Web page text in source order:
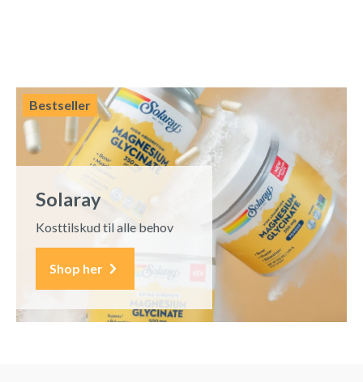
Bestseller
Solaray
Kosttilskud til alle behov
Shop her